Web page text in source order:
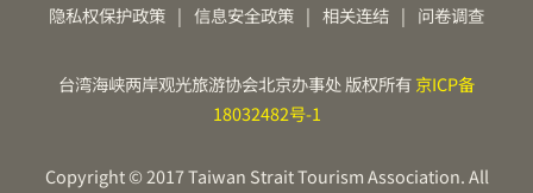
隐私权保护政策 | 信息安全政策 | 相关连结 | 问卷调查
台湾海峡两岸观光旅游协会北京办事处 版权所有京ICP备
18032482号-1
Copyright © 2017 Taiwan Strait Tourism Association. All